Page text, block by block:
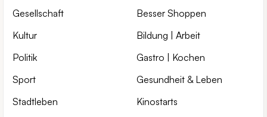
Gesellschaft
Kultur
Politik
Sport
Stadtleben
Besser Shoppen
Bildung | Arbeit
Gastro | Kochen
Gesundheit & Leben
Kinostarts